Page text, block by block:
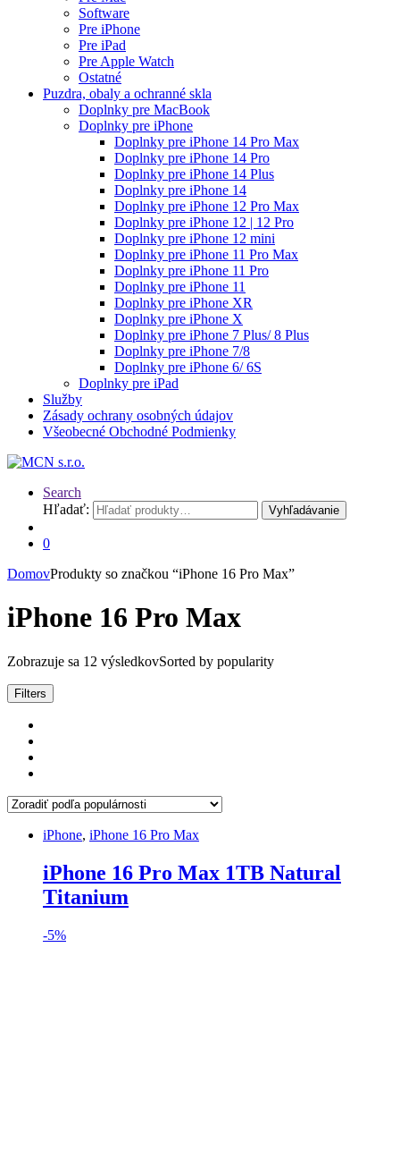
Software
Pre iPhone
Pre iPad
Pre Apple Watch
Ostatné
Puzdra, obaly a ochranné skla
Doplnky pre MacBook
Doplnky pre iPhone
Doplnky pre iPhone 14 Pro Max
Doplnky pre iPhone 14 Pro
Doplnky pre iPhone 14 Plus
Doplnky pre iPhone 14
Doplnky pre iPhone 12 Pro Max
Doplnky pre iPhone 12 | 12 Pro
Doplnky pre iPhone 12 mini
Doplnky pre iPhone 11 Pro Max
Doplnky pre iPhone 11 Pro
Doplnky pre iPhone 11
Doplnky pre iPhone XR
Doplnky pre iPhone X
Doplnky pre iPhone 7 Plus/ 8 Plus
Doplnky pre iPhone 7/8
Doplnky pre iPhone 6/ 6S
Doplnky pre iPad
Služby
Zásady ochrany osobných údajov
Všeobecné Obchodné Podmienky
Search
Hľadať:
Vyhľadávanie
0
DomovProdukty so značkou “iPhone 16 Pro Max”
iPhone 16 Pro Max
Zobrazuje sa 12 výsledkovSorted by popularity
Filters
iPhone, iPhone 16 Pro Max
iPhone 16 Pro Max 1TB Natural
Titanium
-5%